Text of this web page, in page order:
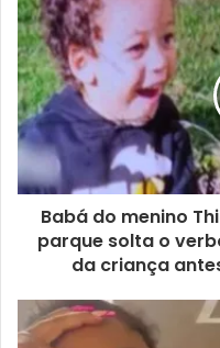
Babá do menino
parque solta o
da criança